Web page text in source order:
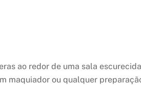
ao redor de uma sala
maquiador ou qualquer